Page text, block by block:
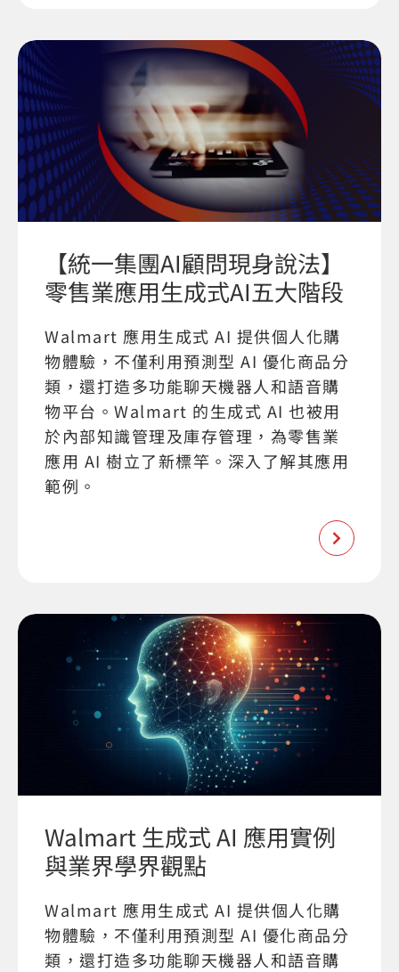
【統一集團AI顧問現身說法】
零售業應用生成式AI五大階段
Walmart 應用生成式 AI 提供個人化購
物體驗，不僅利用預測型 AI 優化商品分
類，還打造多功能聊天機器人和語音購
物平台。Walmart 的生成式 AI 也被用
於內部知識管理及庫存管理，為零售業
應用 AI 樹立了新標竿。深入了解其應用
範例。
Walmart 生成式 AI 應用實例
與業界學界觀點
Walmart 應用生成式 AI 提供個人化購
物體驗，不僅利用預測型 AI 優化商品分
類，還打造多功能聊天機器人和語音購